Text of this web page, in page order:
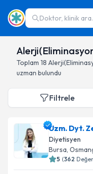
Doktor, klinik
Toplam 18
uzman bulundu
Filtrele
Uzm. Dyt.
Diyetisyen
Bursa,
5 (362